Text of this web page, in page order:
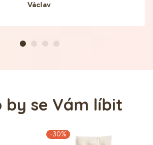
Václav
by se Vám líbit
-30%